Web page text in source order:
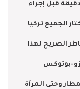
قبل إجراء
الجميع تركيا
الصريح لهذا
بوتوكس
وحتى المرآة